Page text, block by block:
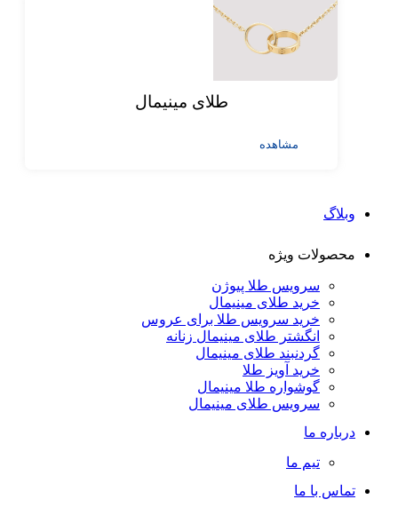
طلای مینیمال
مشاهده
وبلاگ
محصولات ویژه
سرویس طلا پیوژن
خرید طلای مینیمال
خرید سرویس طلا برای عروس
انگشتر طلای مینیمال زنانه
گردنبند طلای مینیمال
خرید آویز طلا
گوشواره طلا مینیمال
سرویس طلای مینیمال
درباره ما
تیم ما
تماس با ما